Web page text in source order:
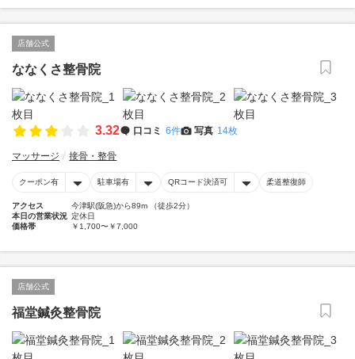
店舗公式
ななくさ整骨院
3.32 口コミ 6件 写真 14枚
マッサージ 接骨・整骨
クーポン有 駐車場有 QRコード決済可 柔道整復師
アクセス
今津駅(阪急)から89m （徒歩2分）
本日の営業状況 定休日
価格帯
￥1,700〜￥7,000
店舗公式
福堂鍼灸整骨院